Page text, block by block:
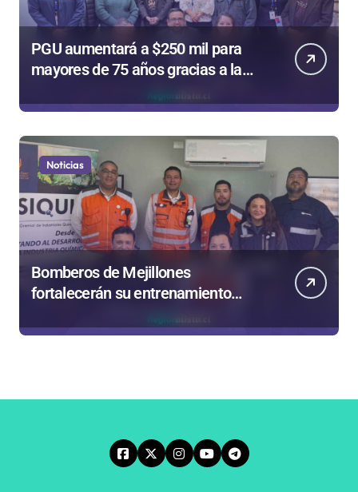
PGU aumentará a $250 mil para
mayores de 75 años gracias a la
reforma aprobada el 2025
Noticias
Bomberos de Mejillones
fortalecerán su entrenamiento
para enfrentar emergencias
complejas